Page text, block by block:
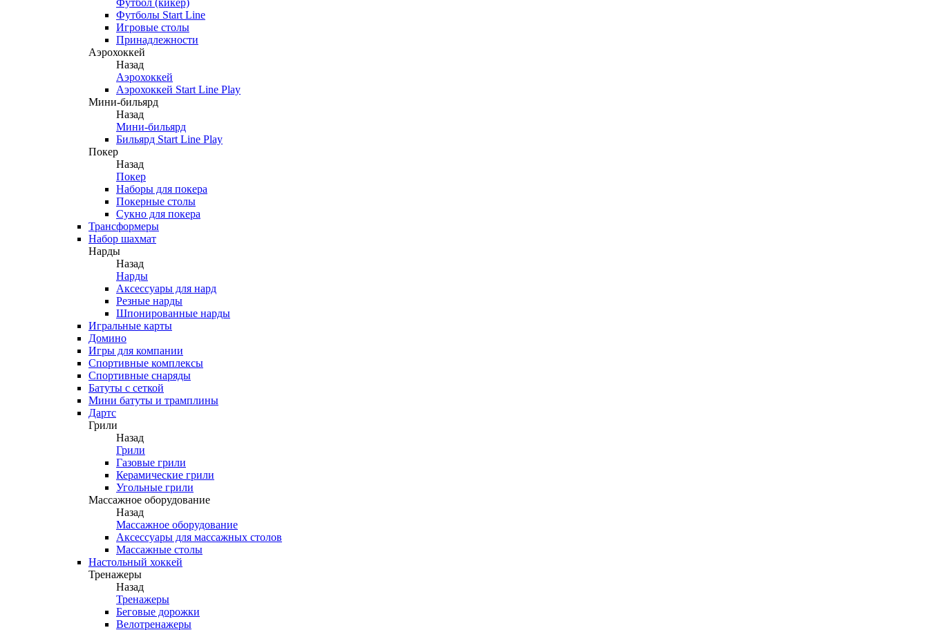
Футбол (кикер)
Футболы Start Line
Игровые столы
Принадлежности
Аэрохоккей
Назад
Аэрохоккей
Аэрохоккей Start Line Play
Мини-бильярд
Назад
Мини-бильярд
Бильярд Start Line Play
Покер
Назад
Покер
Наборы для покера
Покерные столы
Сукно для покера
Трансформеры
Набор шахмат
Нарды
Назад
Нарды
Аксессуары для нард
Резные нарды
Шпонированные нарды
Игральные карты
Домино
Игры для компании
Спортивные комплексы
Спортивные снаряды
Батуты с сеткой
Мини батуты и трамплины
Дартс
Грили
Назад
Грили
Газовые грили
Керамические грили
Угольные грили
Массажное оборудование
Назад
Массажное оборудование
Аксессуары для массажных столов
Массажные столы
Настольный хоккей
Тренажеры
Назад
Тренажеры
Беговые дорожки
Велотренажеры